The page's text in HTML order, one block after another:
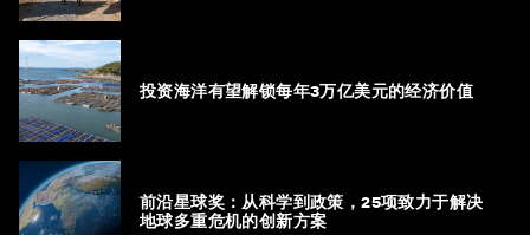
投资海洋有望解锁每年3万亿美元的经济价值
前沿星球奖：从科学到政策，25项致力于解决
地球多重危机的创新方案